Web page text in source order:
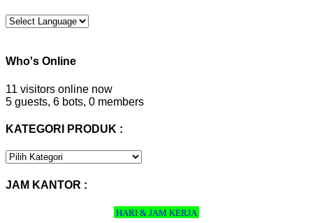
Who's Online
11 visitors online now
5 guests, 6 bots, 0 members
KATEGORI PRODUK :
KATEGORI
JAM KANTOR :
HARI & JAM KERJA